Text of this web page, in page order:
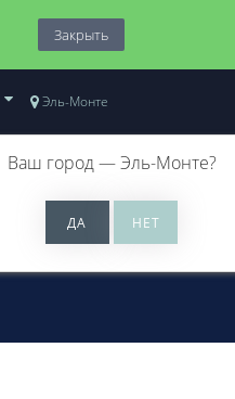
Закрыть
Эль-Монте
Ваш город —Эль-Монте?
0